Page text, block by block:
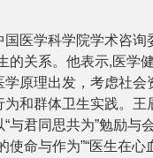
国医学科学院学术咨询
关系。他表示,医学
原理出发，考虑社
和群体卫生实践。
君同思共为”勉励与
命与作为”“医生在